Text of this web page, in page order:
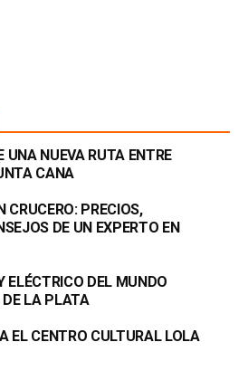
UNA NUEVA RUTA ENTRE
CANA
CRUCERO: PRECIOS,
DE UN EXPERTO EN
ELÉCTRICO DEL MUNDO
DE LA PLATA
EL CENTRO CULTURAL LOLA